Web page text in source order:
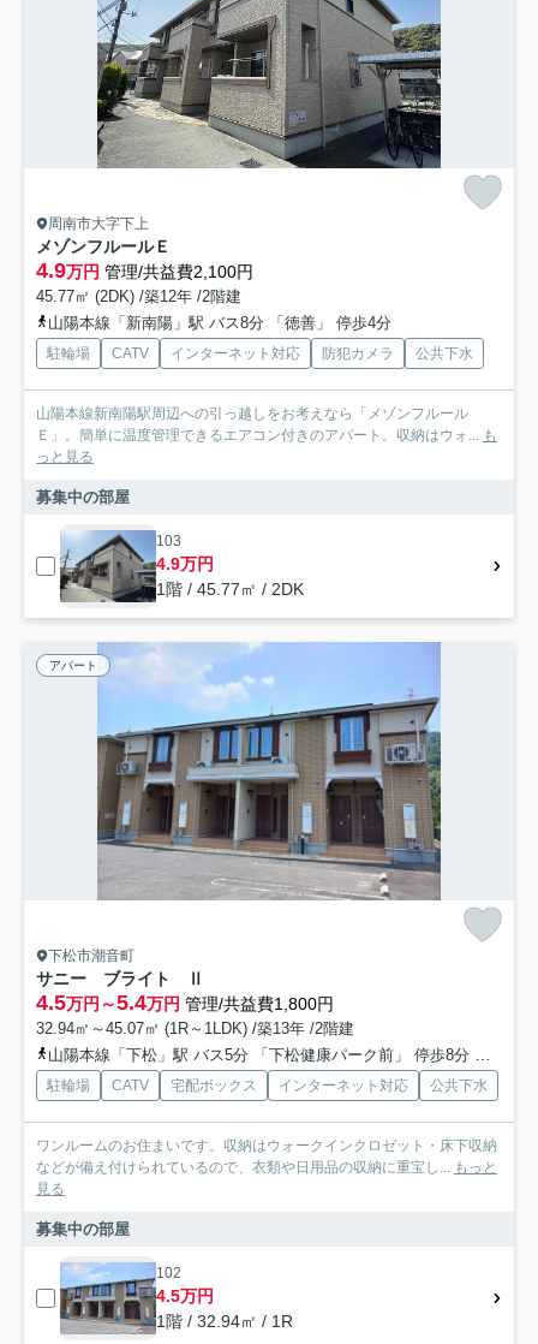
周南市大字下上
メゾンフルールＥ
4.9万円 管理/共益費2,100円
45.77㎡ (2DK) /築12年 /2階建
山陽本線「新南陽」駅 バス8分 「徳善」 停歩4分
駐輪場 CATV インターネット対応 防犯カメラ 公共下水
山陽本線新南陽駅周辺への引っ越しをお考えなら「メゾンフルール
Ｅ」。簡単に温度管理できるエアコン付きのアパート。収納はウォ... も
っと見る
募集中の部屋
103
4.9万円
1階 / 45.77㎡ / 2DK
アパート
下松市潮音町
サニー ブライト Ⅱ
4.5万円～5.4万円 管理/共益費1,800円
32.94㎡～45.07㎡ (1R～1LDK) /築13年 /2階建
山陽本線「下松」駅 バス5分 「下松健康パーク前」 停歩8分
山陽本
駐輪場 CATV 宅配ボックス インターネット対応 公共下水
ワンルームのお住まいです。収納はウォークインクロゼット・床下収納
などが備え付けられているので、衣類や日用品の収納に重宝し... もっと
見る
募集中の部屋
102
4.5万円
1階 / 32.94㎡ / 1R